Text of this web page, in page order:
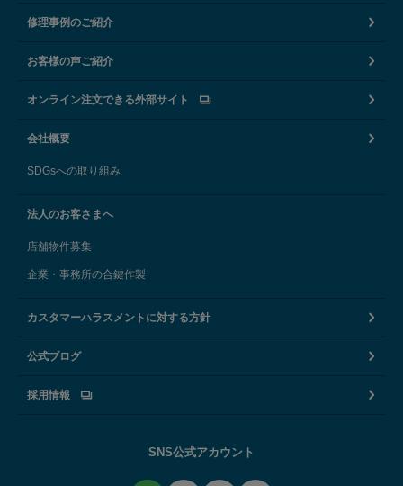
修理事例のご紹介
お客様の声ご紹介
オンライン注文できる外部サイト
会社概要
SDGsへの取り組み
法人のお客さまへ
店舗物件募集
企業・事務所の合鍵作製
カスタマーハラスメントに対する方針
公式ブログ
採用情報
SNS公式アカウント